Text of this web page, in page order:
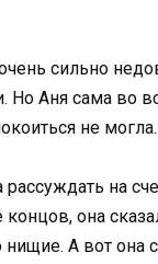
сильно
Но Аня сама во
не могла.
рассуждать на
она
А вот она